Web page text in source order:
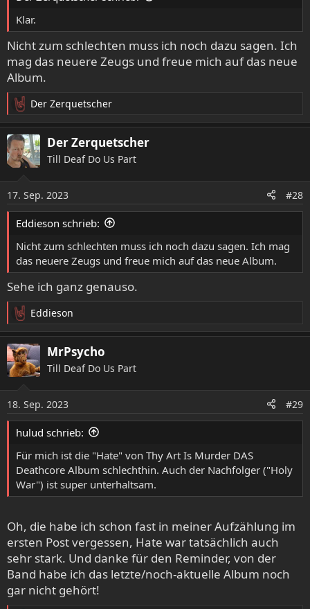
Klar.
Nicht zum schlechten muss ich noch dazu sagen. Ich
mag das neuere Zeugs und freue mich auf das neue
Album.
R
e
a
k
t
n
e
n
Der Zerquetscher
Der Zerquetscher
Till Deaf Do Us Part
17. Sep. 2023 #28
Eddieson schrieb:
Nicht zum schlechten muss ich noch dazu sagen. Ich mag
das neuere Zeugs und freue mich auf das neue Album.
Sehe ich ganz genauso.
R
e
a
k
t
n
e
n
Eddieson
MrPsycho
Till Deaf Do Us Part
18. Sep. 2023 #29
hulud schrieb:
Für mich ist die "Hate" von Thy Art Is Murder DAS
Deathcore Album schlechthin. Auch der Nachfolger ("Holy
War") ist super unterhaltsam.
Oh, die habe ich schon fast in meiner Aufzählung im
ersten Post vergessen, Hate war tatsächlich auch
sehr stark. Und danke für den Reminder, von der
Band habe ich das letzte/noch-aktuelle Album noch
gar nicht gehört!